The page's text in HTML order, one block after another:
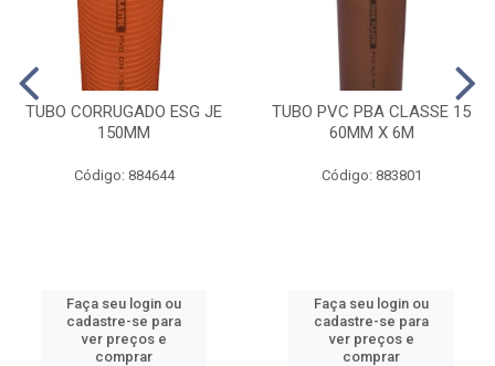
TUBO CORRUGADO ESG JE
150MM
Código: 884644
Faça seu login ou
cadastre-se para
ver preços e
comprar
TUBO PVC PBA CLASSE 15
60MM X 6M
Código: 883801
Faça seu login ou
cadastre-se para
ver preços e
comprar